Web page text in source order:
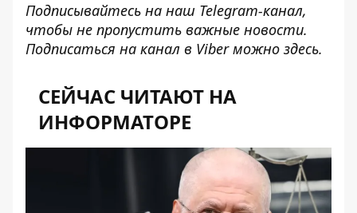
Подписывайтесь на наш Telegram-канал,
чтобы не пропустить важные новости.
Подписаться на канал в Viber можно здесь.
СЕЙЧАС ЧИТАЮТ НА
ИНФОРМАТОРЕ